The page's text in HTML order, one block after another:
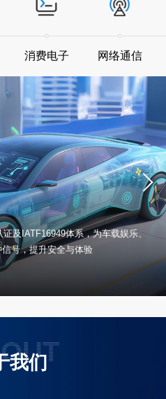
消费电子 网络通信
及IATF16949体系，为车载娱乐、
号，提升安全与体验
我们